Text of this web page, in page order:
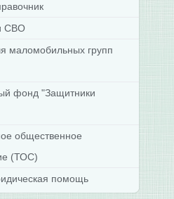
СВО
маломобильных групп
фонд "Защитники
общественное
(ТОС)
помощь